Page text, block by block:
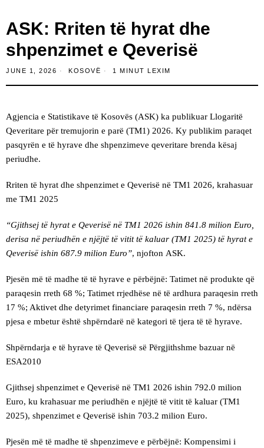
ASK: Rriten të hyrat dhe
shpenzimet e Qeverisë
JUNE 1, 2026 KOSOVË 1 MINUT LEXIM
Agjencia e Statistikave të Kosovës (ASK) ka publikuar Llogaritë
Qeveritare për tremujorin e parë (TM1) 2026. Ky publikim paraqet
pasqyrën e të hyrave dhe shpenzimeve qeveritare brenda kësaj
periudhe.
Rriten të hyrat dhe shpenzimet e Qeverisë në TM1 2026, krahasuar
me TM1 2025
“Gjithsej të hyrat e Qeverisë në TM1 2026 ishin 841.8 milion Euro,
derisa në periudhën e njëjtë të vitit të kaluar (TM1 2025) të hyrat e
Qeverisë ishin 687.9 milion Euro”, njofton ASK.
Pjesën më të madhe të të hyrave e përbëjnë: Tatimet në produkte që
paraqesin rreth 68 %; Tatimet rrjedhëse në të ardhura paraqesin rreth
17 %; Aktivet dhe detyrimet financiare paraqesin rreth 7 %, ndërsa
pjesa e mbetur është shpërndarë në kategori të tjera të të hyrave.
Shpërndarja e të hyrave të Qeverisë së Përgjithshme bazuar në
ESA2010
Gjithsej shpenzimet e Qeverisë në TM1 2026 ishin 792.0 milion
Euro, ku krahasuar me periudhën e njëjtë të vitit të kaluar (TM1
2025), shpenzimet e Qeverisë ishin 703.2 milion Euro.
Pjesën më të madhe të shpenzimeve e përbëjnë: Kompensimi i